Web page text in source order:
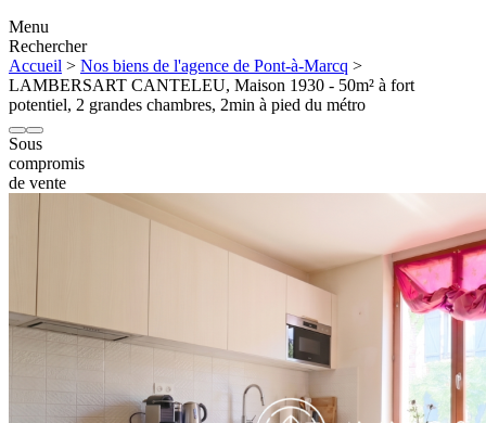
Menu
Rechercher
Accueil > Nos biens de l'agence de Pont-à-Marcq >
LAMBERSART CANTELEU, Maison 1930 - 50m² à fort
potentiel, 2 grandes chambres, 2min à pied du métro
Sous
compromis
de vente